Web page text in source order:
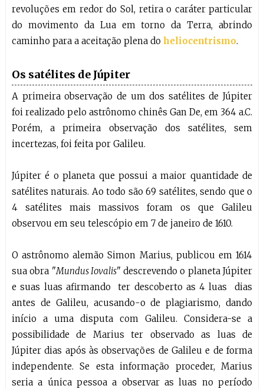
revoluções em redor do Sol, retira o caráter particular
do movimento da Lua em torno da Terra, abrindo
caminho para a aceitação plena do heliocentrismo.
Os satélites de Júpiter
A primeira observação de um dos satélites de Júpiter
foi realizado pelo astrônomo chinês Gan De, em 364 a.C.
Porém, a primeira observação dos satélites, sem
incertezas, foi feita por Galileu.
Júpiter é o planeta que possui a maior quantidade de
satélites naturais. Ao todo são 69 satélites, sendo que o
4 satélites mais massivos foram os que Galileu
observou em seu telescópio em 7 de janeiro de 1610.
O astrônomo alemão Simon Marius, publicou em 1614
sua obra "Mundus Iovalis" descrevendo o planeta Júpiter
e suas luas afirmando ter descoberto as 4 luas dias
antes de Galileu, acusando-o de plagiarismo, dando
início a uma disputa com Galileu. Considera-se a
possibilidade de Marius ter observado as luas de
Júpiter dias após às observações de Galileu e de forma
independente. Se esta informação proceder, Marius
seria a única pessoa a observar as luas no período